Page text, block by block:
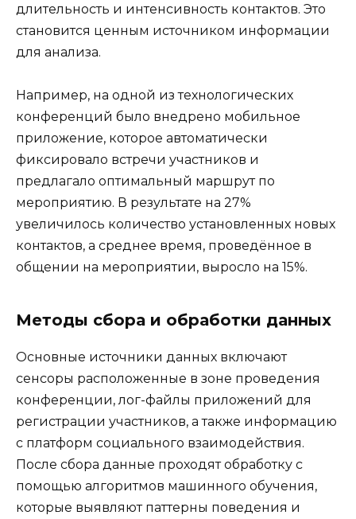
длительность и интенсивность контактов. Это
становится ценным источником информации
для анализа.
Например, на одной из технологических
конференций было внедрено мобильное
приложение, которое автоматически
фиксировало встречи участников и
предлагало оптимальный маршрут по
мероприятию. В результате на 27%
увеличилось количество установленных новых
контактов, а среднее время, проведённое в
общении на мероприятии, выросло на 15%.
Методы сбора и обработки данных
Основные источники данных включают
сенсоры расположенные в зоне проведения
конференции, лог-файлы приложений для
регистрации участников, а также информацию
с платформ социального взаимодействия.
После сбора данные проходят обработку с
помощью алгоритмов машинного обучения,
которые выявляют паттерны поведения и